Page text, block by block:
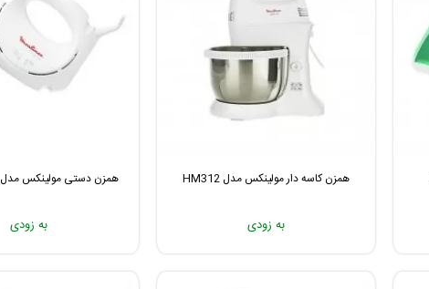
همزن کاسه دار مولینکس مدل HM312
به زودی
همزن دستی مولینکس مدل ABM11B61
به زودی